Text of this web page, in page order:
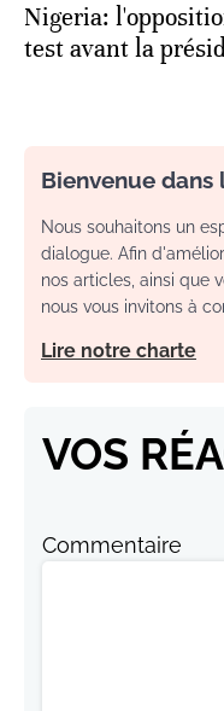
Nigeria:
test avant la
Bienvenue dans
Nous souhaitons un
dialogue. Afin
nos articles, ainsi que
nous vous invitons à
Lire notre charte
VOS
Commentaire